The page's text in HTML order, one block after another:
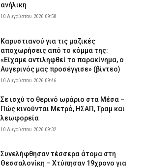
ανήλικη
10 Αυγούστου 2026 09:58
Καρυστιανού για τις μαζικές
αποχωρήσεις από το κόμμα της:
«Είχαμε αντιληφθεί το παρακίνημα, ο
Αυγερινός μας προσέγγισε» (βίντεο)
10 Αυγούστου 2026 09:46
Σε ισχύ το θερινό ωράριο στα Μέσα –
Πώς κινούνται Μετρό, ΗΣΑΠ, Τραμ και
λεωφορεία
10 Αυγούστου 2026 09:32
Συνελήφθησαν τέσσερα άτομα στη
Θεσσαλονίκη – Χτύπησαν 19χρονο για